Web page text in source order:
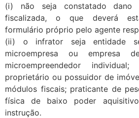
(i) não seja constatado dano
fiscalizada, o que deverá
formulário próprio pelo agente
(ii) o infrator seja entidade
microempresa ou empresa
microempreendedor
proprietário ou possuidor de
módulos fiscais; praticante de
física de baixo poder
instrução.